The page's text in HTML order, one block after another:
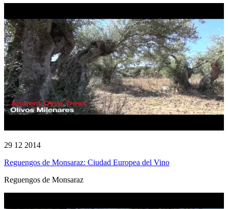
29 12 2014
Reguengos de Monsaraz: Ciudad Europea del Vino
Reguengos de Monsaraz